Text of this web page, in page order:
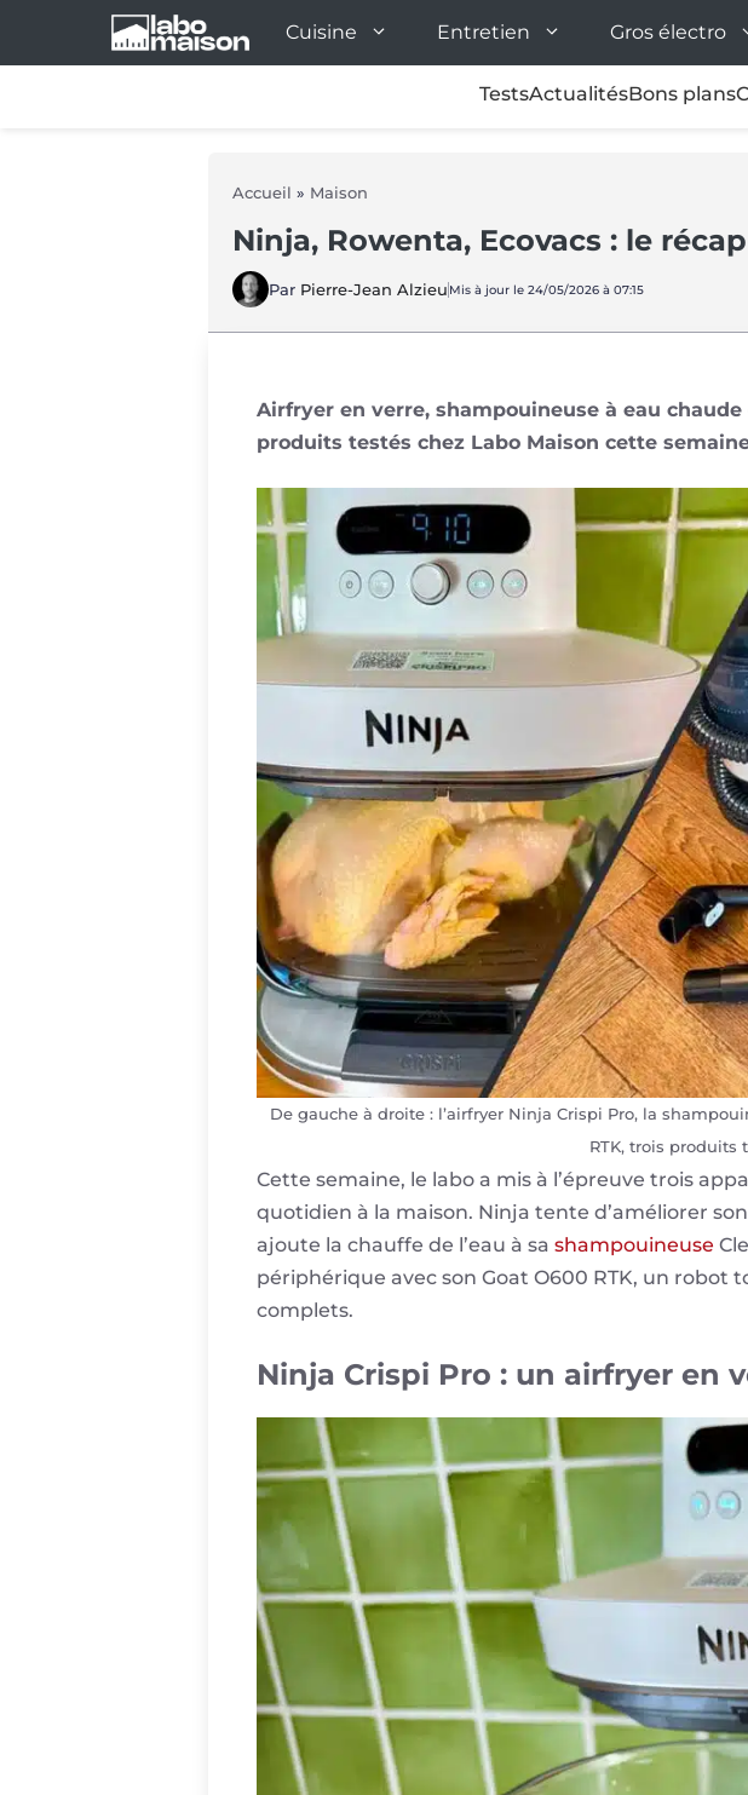
Cuisine Entretien Gros électro
TestsActualitésBons plans
Accueil » Maison
Ninja, Rowenta, Ecovacs : le
Par Pierre-Jean Alzieu Mis à jour le 24/05/2026 à 07:15
Airfryer en verre, shampouineuse à eau
produits testés chez Labo Maison cette
De gauche à droite : l’airfryer Ninja Crispi Pro, la
RTK, trois produits
Cette semaine, le labo a mis à l’épreuve trois
quotidien à la maison. Ninja tente d’améliorer
ajoute la chauffe de l’eau à sa shampouineuse
périphérique avec son Goat O600 RTK, un robot
complets.
Ninja Crispi Pro : un airfryer en